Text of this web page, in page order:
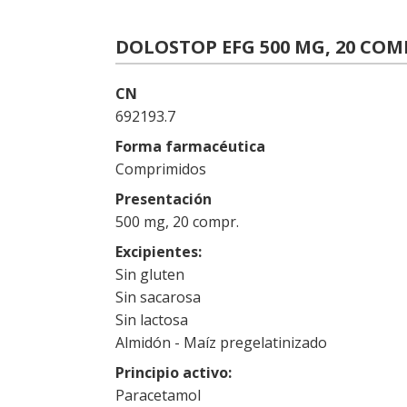
DOLOSTOP EFG 500 MG, 20
CN
692193.7
Forma farmacéutica
Comprimidos
Presentación
500 mg, 20 compr.
Excipientes
Sin gluten
Sin sacarosa
Sin lactosa
Almidón - Maíz pregelatinizado
Principio activo
Paracetamol